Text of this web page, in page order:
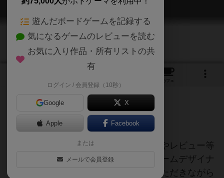
Vineta
カフェ
ご協力ください
当サイトに掲載されている作品説明文やレビュー等
の情報は、ボドゲーマ運営事務局・ゲームデザイナ
ーご本人様・有志の皆様にご協力をいただきながら
遊んだボードゲームを記録する
気になるゲームのレビューを読む
お気に入り作品・所有リストの共
有
ログイン / 会員登録（10秒）
Google X
Apple Facebook
または
メールで会員登録